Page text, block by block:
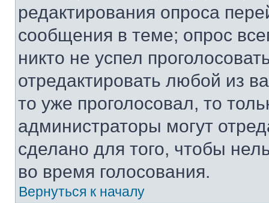
редактирования опроса
сообщения в теме; опрос
никто не успел
отредактировать любой из
то уже проголосовал, то
администраторы могут
сделано для того, чтобы
во время голосования.
Вернуться к началу